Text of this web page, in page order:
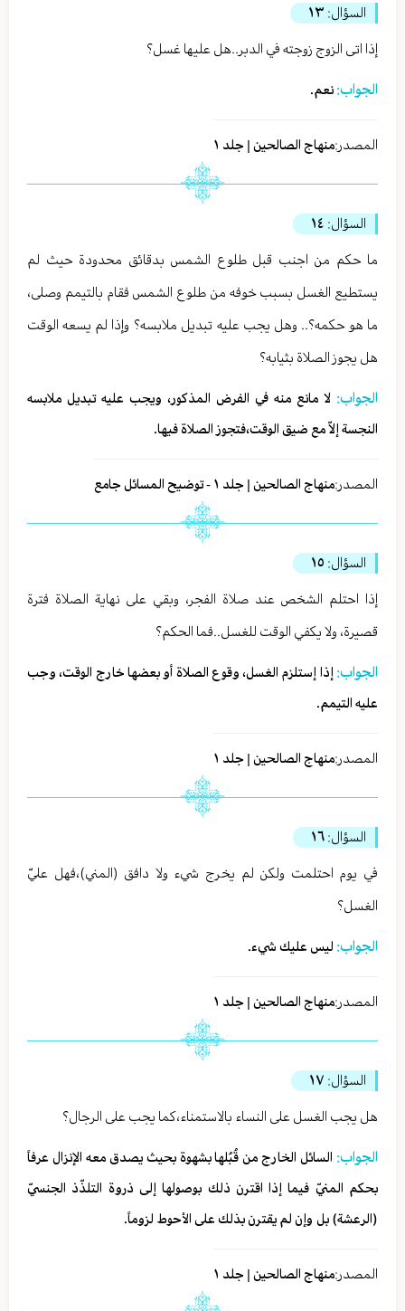
السؤال: ١٣
إذا اتى الزوج زوجته في الدبر..هل عليها غسل؟
الجواب: نعم.
المصدر:منهاج الصالحين | جلد ١
السؤال: ١٤
ما حكم من اجنب قبل طلوع الشمس بدقائق محدودة حيث لم
يستطيع الغسل بسبب خوفه من طلوع الشمس فقام بالتيمم وصلى،
ما هو حكمه؟.. وهل يجب عليه تبديل ملابسه؟ وإذا لم يسعه الوقت
هل يجوز الصلاة بثيابه؟
الجواب: لا مانع منه في الفرض المذكور، ويجب عليه تبديل ملابسه
النجسة إلاّ مع ضيق الوقت،فتجوز الصلاة فيها.
المصدر:منهاج الصالحين | جلد ١ - توضيح المسائل جامع
السؤال: ١٥
إذا احتلم الشخص عند صلاة الفجر، وبقي على نهاية الصلاة فترة
قصيرة، ولا يكفي الوقت للغسل..فما الحكم؟
الجواب: إذا إستلزم الغسل، وقوع الصلاة أو بعضها خارج الوقت، وجب
عليه التيمم.
المصدر:منهاج الصالحين | جلد ١
السؤال: ١٦
في يوم احتلمت ولكن لم يخرج شيء ولا دافق (المني)،فهل عليّ
الغسل؟
الجواب: ليس عليك شيء.
المصدر:منهاج الصالحين | جلد ١
السؤال: ١٧
هل يجب الغسل على النساء بالاستمناء،كما يجب على الرجال؟
الجواب: السائل الخارج من قُبُلها بشهوة بحيث يصدق معه الإنزال عرفاً
بحكم المنيّ فيما إذا اقترن ذلك بوصولها إلى ذروة التلذّذ الجنسيّ
(الرعشة) بل وإن لم­ يقترن بذلك على الأحوط لزوماً.
المصدر:منهاج الصالحين | جلد ١